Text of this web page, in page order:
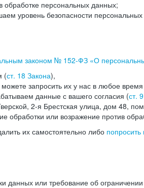
обработке персональных данных;
уровень безопасности
законом № 152-ФЗ «О
(ст. 18 Закона),
запросить их у нас в любое
данные с вашего согласия (ст.
2-я Брестская улица, дом 48,
обработки или возражение против
их самостоятельно либо
данных или требование об